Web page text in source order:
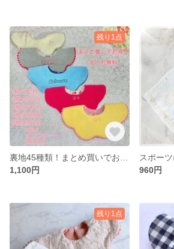
残り1点
1,100円
960円
残り1点